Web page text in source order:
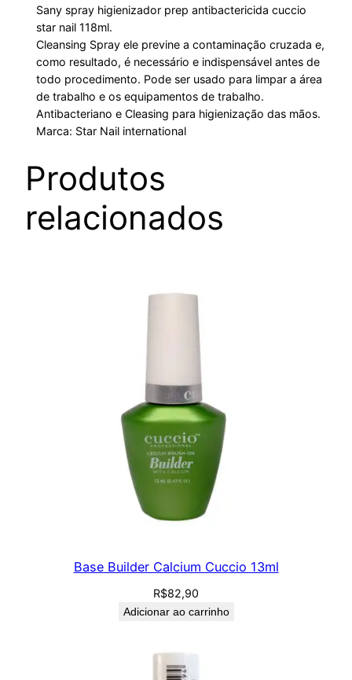
Sany spray higienizador prep antibactericida cuccio
star nail 118ml.
Cleansing Spray ele previne a contaminação cruzada e,
como resultado, é necessário e indispensável antes de
todo procedimento. Pode ser usado para limpar a área
de trabalho e os equipamentos de trabalho.
Antibacteriano e Cleasing para higienização das mãos.
Marca: Star Nail international
Produtos
relacionados
Base Builder Calcium Cuccio 13ml
R$82,90
Adicionar ao carrinho